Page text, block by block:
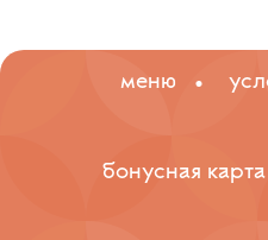
меню
бонусная карта